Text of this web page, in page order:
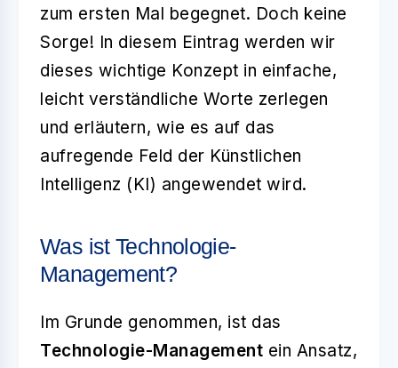
zum ersten Mal begegnet. Doch keine
Sorge! In diesem Eintrag werden wir
dieses wichtige Konzept in einfache,
leicht verständliche Worte zerlegen
und erläutern, wie es auf das
aufregende Feld der Künstlichen
Intelligenz (KI) angewendet wird.
Was ist Technologie-
Management?
Im Grunde genommen, ist das
Technologie-Management ein Ansatz,